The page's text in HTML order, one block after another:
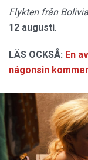
Flykten från Bolivia
12 augusti.
LÄS OCKSÅ: En
någonsin